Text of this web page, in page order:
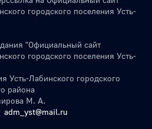
городского поселения Усть-
"Официальный сайт
городского поселения Усть-
Усть-Лабинского городского
района
М. А.
adm_yst@mail.ru